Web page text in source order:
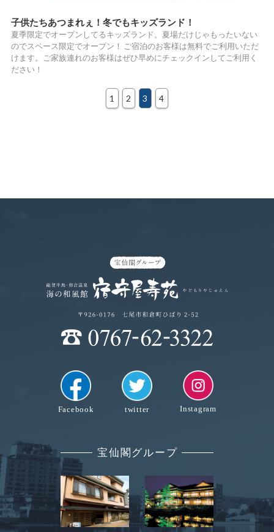
子供たちあつまれぇ！冬でもキッズランド！
夏季限定でオープンしてるキッズランド。夏場だけじゃもったいない
のでスペース限定でオープン！ ご宿泊のお客様は無料でご利用いただ
けます。ご家族連れのお客様はぜひ早めにチェックインしてご利用く
ださい！
1 2 3 4
Facebook twitter Instagram
宝仙閣グループ